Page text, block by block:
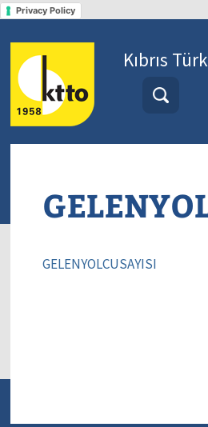
Privacy Policy
Kıbrıs
GELENYOLCUSAYISI